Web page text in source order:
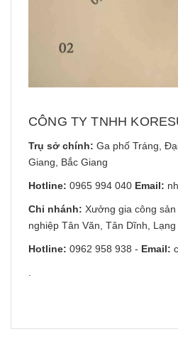
CÔNG TY TNHH
Trụ sở chính: Ga phố Tráng,
Giang, Bắc Giang
Hotline: 0965 994 040 Email:
Chi nhánh: Xưởng gia công
nghiệp Tân Văn, Tân Dĩnh,
Hotline: 0962 958 938 - Email: